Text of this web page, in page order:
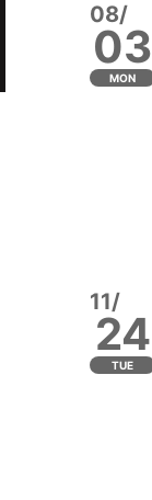
08/
03
MON
11/
24
TUE